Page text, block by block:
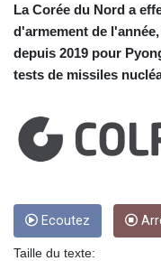
La Corée du Nord a
d'armement de
depuis 2019 pour
tests de missiles
Ecoutez
Taille du texte: